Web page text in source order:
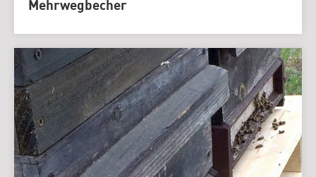
Mehrwegbecher